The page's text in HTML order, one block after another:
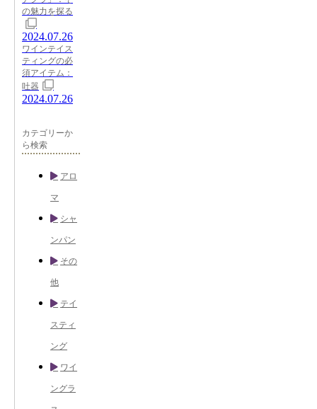
の魅力を探る
2024.07.26
ワインテイス
ティングの必
須アイテム：
吐器
2024.07.26
カテゴリーか
ら検索
アロ
マ
シャ
ンパン
その
他
テイ
スティ
ング
ワイ
ングラ